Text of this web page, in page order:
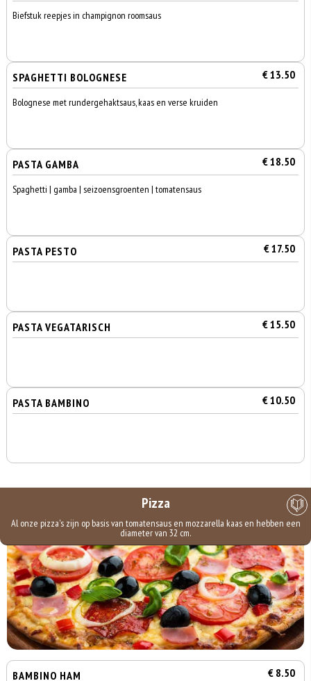
Biefstuk reepjes in champignon roomsaus
SPAGHETTI BOLOGNESE € 13.50
Bolognese met rundergehaktsaus, kaas en verse kruiden
PASTA GAMBA € 18.50
Spaghetti | gamba | seizoensgroenten | tomatensaus
PASTA PESTO € 17.50
PASTA VEGATARISCH € 15.50
PASTA BAMBINO € 10.50
Pizza
Al onze pizza's zijn op basis van tomatensaus en mozzarella kaas en hebben een
diameter van 32 cm.
BAMBINO HAM € 8.50